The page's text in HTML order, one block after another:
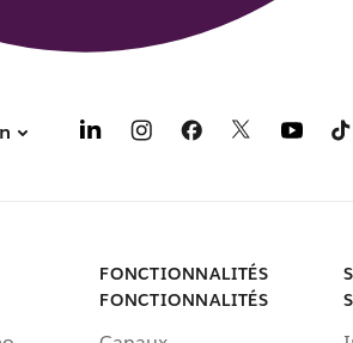
FONCTIONNALITÉS
FONCTIONNALITÉS